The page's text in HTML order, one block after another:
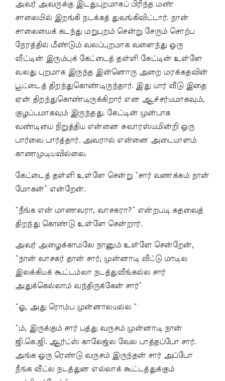
அவர் அவருக்கு இடதுபுறமாகப் பிரிந்த மண்
சாலையில் இறங்கி நடக்கத் துவங்கிவிட்டார். நான்
சாலையைக் கடந்து மறுபுறம் சென்று சேரும் சொற்ப
நேரத்தில் மீண்டும் வலப்புறமாக வளைந்து ஒரு
வீட்டின் இரும்புக் கேட்டைத் தள்ளி கேட்டின் உள்ளே
வலது புறமாக இருந்த இன்னொரு அறை மரக்கதவின்
பூட்டைத் திறந்துகொண்டிருந்தார். இது யார் வீடு இதை
ஏன் திறந்துகொண்டிருக்கிறார் என ஆச்சர்யமாகவும்,
குழப்பமாகவும் இருந்தது. கேட்டின் முன்பாக
வண்டியை நிறுத்திய என்னை சுவாரஸ்யமின்றி ஒரு
பார்வை பார்த்தார். அவரால் என்னை அடையாளம்
காணமுடியவில்லை.
கேட்டைத் தள்ளி உள்ளே சென்று “சார் வணக்கம் நான்
மோகன்” என்றேன்.
“நீங்க என் மாணவரா, வாசகரா?” என்றபடி கதவைத்
திறந்து கொண்டு உள்ளே சென்றார்.
அவர் அழைக்காமலே நானும் உள்ளே சென்றேன்,
“நான் வாசகர் தான் சார், முன்னாடி வீட்டு மாடில
இலக்கியக் கூட்டம்லா நடத்துவீங்கல்ல சார்
அதுக்கெல்லாம் வந்திருக்கேன் சார்”
“ஓ, அது ரொம்ப முன்னாலயல்ல “
“ம், இருக்கும் சார் பத்து வருசம் முன்னாடி நான்
ஜி.கெ.ஜி. ஆர்ட்ஸ் காலேஜ்ல வேல பாத்தப்போ சார்.
அங்க ஒரு ரெண்டு வருசம் இருந்தன் சார் அப்போ
நீங்க வீட்ல நடத்துன எல்லாக் கூட்டத்துக்கும்